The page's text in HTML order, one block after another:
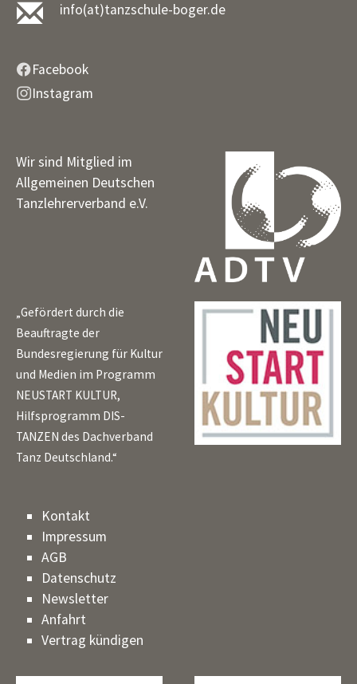
info(at)tanzschule-boger.de
Facebook
Instagram
Wir sind Mitglied im
Allgemeinen Deutschen
Tanzlehrerverband e.V.
„Gefördert durch die
Beauftragte der
Bundesregierung für Kultur
und Medien im Programm
NEUSTART KULTUR,
Hilfsprogramm DIS-
TANZEN des Dachverband
Tanz Deutschland.“
Kontakt
Impressum
AGB
Datenschutz
Newsletter
Anfahrt
Vertrag kündigen